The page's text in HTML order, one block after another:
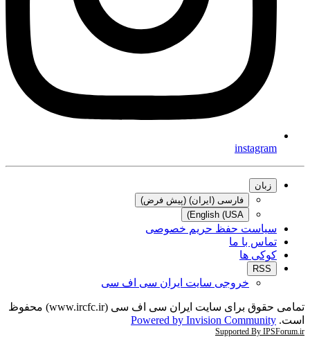
instagram
زبان
فارسی (ایران) (پیش فرض)
English (USA)
سیاست حفظ حریم خصوصی
تماس با ما
کوکی ها
RSS
خروجی سایت ایران سی اف سی
تمامی حقوق برای سایت ایران سی اف سی (www.ircfc.ir) محفوظ
است. Powered by Invision Community
Supported By IPSForum.ir